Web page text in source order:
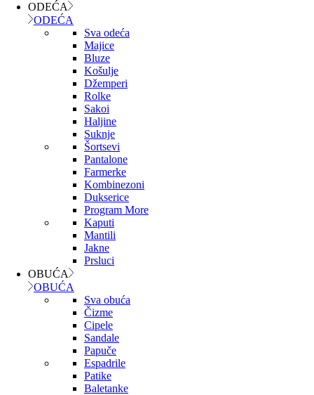
ODEĆA
ODEĆA
Sva odeća
Majice
Bluze
Košulje
Džemperi
Rolke
Sakoi
Haljine
Suknje
Šortsevi
Pantalone
Farmerke
Kombinezoni
Dukserice
Program More
Kaputi
Mantili
Jakne
Prsluci
OBUĆA
OBUĆA
Sva obuća
Čizme
Cipele
Sandale
Papuče
Espadrile
Patike
Baletanke